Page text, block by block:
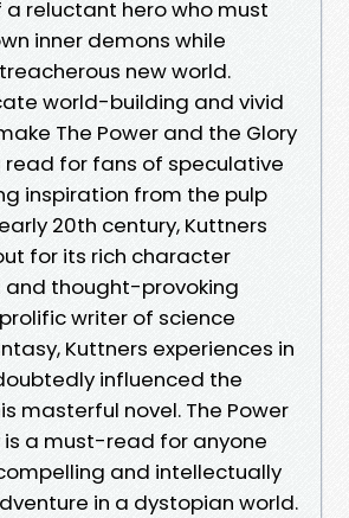
a reluctant hero who must
inner demons while
new world.
world-building and vivid
The Power and the Glory
for fans of speculative
inspiration from the pulp
20th century, Kuttners
for its rich character
thought-provoking
writer of science
Kuttners experiences in
influenced the
masterful novel. The Power
is a must-read for anyone
and intellectually
in a dystopian world.